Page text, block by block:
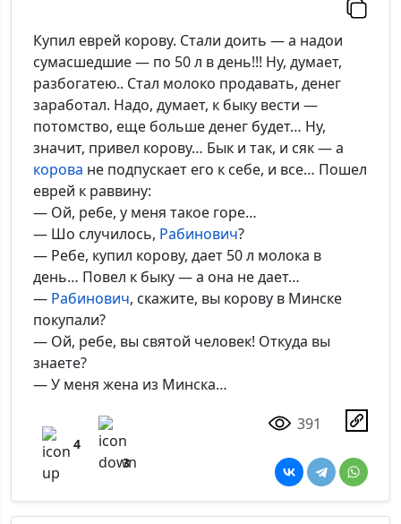
Купил еврей корову. Стали доить — а надои
сумасшедшие — по 50 л в день!!! Ну, думает,
разбогатею.. Стал молоко продавать, денег
заработал. Надо, думает, к быку вести —
потомство, еще больше денег будет… Ну,
значит, привел корову… Бык и так, и сяк — а
корова не подпускает его к себе, и все… Пошел
еврей к раввину:
— Ой, ребе, у меня такое горе…
— Шо случилось, Рабинович?
— Ребе, купил корову, дает 50 л молока в
день… Повел к быку — а она не дает…
— Рабинович, скажите, вы корову в Минске
покупали?
— Ой, ребе, вы святой человек! Откуда вы
знаете?
— У меня жена из Минска…
4
3
391